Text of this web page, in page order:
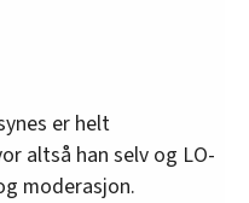
er helt
altså han selv og LO-
moderasjon.